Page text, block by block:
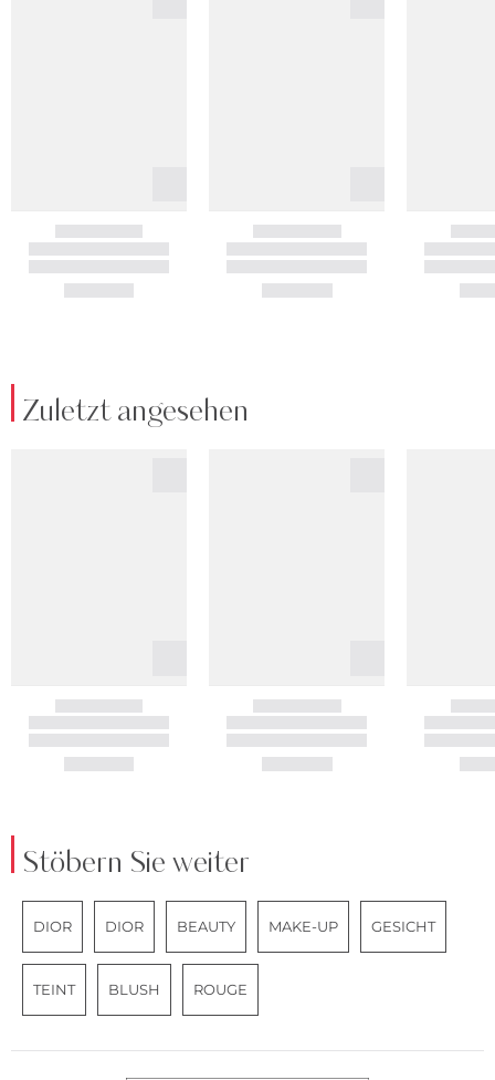
Zuletzt angesehen
Stöbern Sie weiter
DIOR DIOR BEAUTY MAKE-UP GESICHT
TEINT BLUSH ROUGE